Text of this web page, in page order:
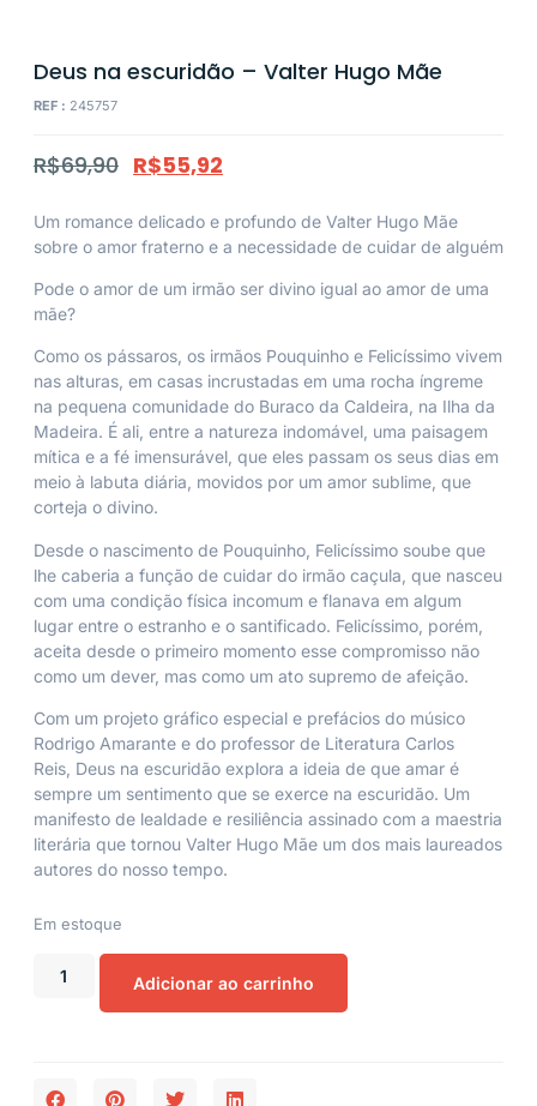
Deus na escuridão – Valter Hugo Mãe
REF : 245757
R$69,90 R$55,92
Um romance delicado e profundo de Valter Hugo Mãe
sobre o amor fraterno e a necessidade de cuidar de alguém
Pode o amor de um irmão ser divino igual ao amor de uma
mãe?
Como os pássaros, os irmãos Pouquinho e Felicíssimo vivem
nas alturas, em casas incrustadas em uma rocha íngreme
na pequena comunidade do Buraco da Caldeira, na Ilha da
Madeira. É ali, entre a natureza indomável, uma paisagem
mítica e a fé imensurável, que eles passam os seus dias em
meio à labuta diária, movidos por um amor sublime, que
corteja o divino.
Desde o nascimento de Pouquinho, Felicíssimo soube que
lhe caberia a função de cuidar do irmão caçula, que nasceu
com uma condição física incomum e flanava em algum
lugar entre o estranho e o santificado. Felicíssimo, porém,
aceita desde o primeiro momento esse compromisso não
como um dever, mas como um ato supremo de afeição.
Com um projeto gráfico especial e prefácios do músico
Rodrigo Amarante e do professor de Literatura Carlos
Reis, Deus na escuridão explora a ideia de que amar é
sempre um sentimento que se exerce na escuridão. Um
manifesto de lealdade e resiliência assinado com a maestria
literária que tornou Valter Hugo Mãe um dos mais laureados
autores do nosso tempo.
Em estoque
Adicionar ao carrinho